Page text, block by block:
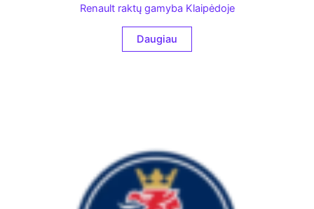
Renault raktų gamyba Klaipėdoje
Daugiau